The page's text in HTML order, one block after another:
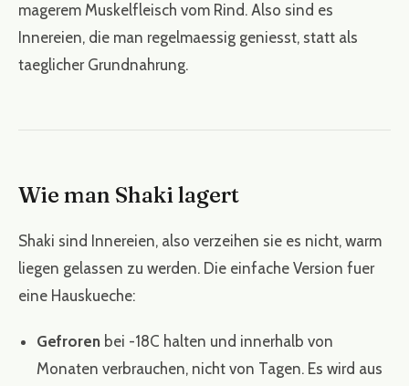
magerem Muskelfleisch vom Rind. Also sind es
Innereien, die man regelmaessig geniesst, statt als
taeglicher Grundnahrung.
Wie man Shaki lagert
Shaki sind Innereien, also verzeihen sie es nicht, warm
liegen gelassen zu werden. Die einfache Version fuer
eine Hauskueche:
Gefroren bei -18C halten und innerhalb von
Monaten verbrauchen, nicht von Tagen. Es wird aus